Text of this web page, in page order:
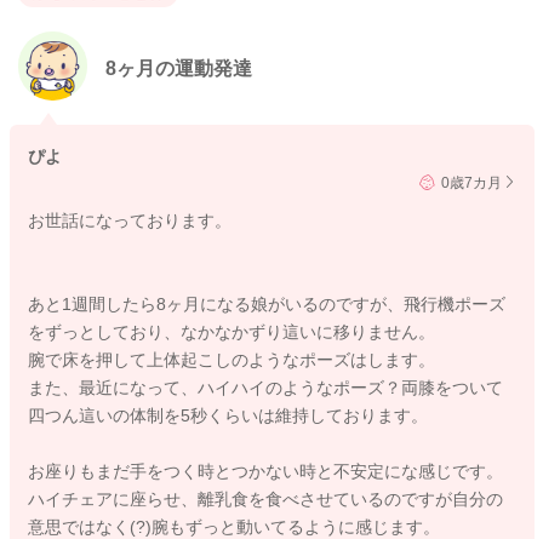
8ヶ月の運動発達
ぴよ
0歳7カ月
お世話になっております。
あと1週間したら8ヶ月になる娘がいるのですが、飛行機ポーズ
をずっとしており、なかなかずり這いに移りません。
腕で床を押して上体起こしのようなポーズはします。
また、最近になって、ハイハイのようなポーズ？両膝をついて
四つん這いの体制を5秒くらいは維持しております。
お座りもまだ手をつく時とつかない時と不安定にな感じです。
ハイチェアに座らせ、離乳食を食べさせているのですが自分の
意思ではなく(?)腕もずっと動いてるように感じます。